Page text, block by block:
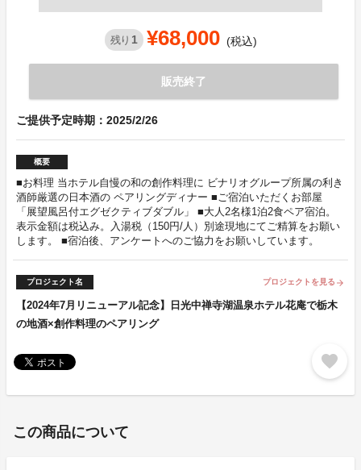
残り 1 ¥68,000 (税込)
販売終了
ご提供予定時期：2025/2/26
概要
■お料理 当ホテル自慢の和の創作料理に ビナリオグループ所属の利き
酒師厳選の日本酒の ペアリングディナー ■ご宿泊いただくお部屋
「展望風呂付エグゼクティブダブル」 ■大人2名様1泊2食ペア宿泊。
表示金額は税込み。入湯税（150円/人）別途現地にてご精算をお願い
します。 ■宿泊後、アンケートへのご協力をお願いしています。
プロジェクト名 プロジェクトを見る arrow_forward
【2024年7月リニューアル記念】日光中禅寺湖温泉ホテル花庵で栃木
の地酒×創作料理のペアリング
favorite
この商品について